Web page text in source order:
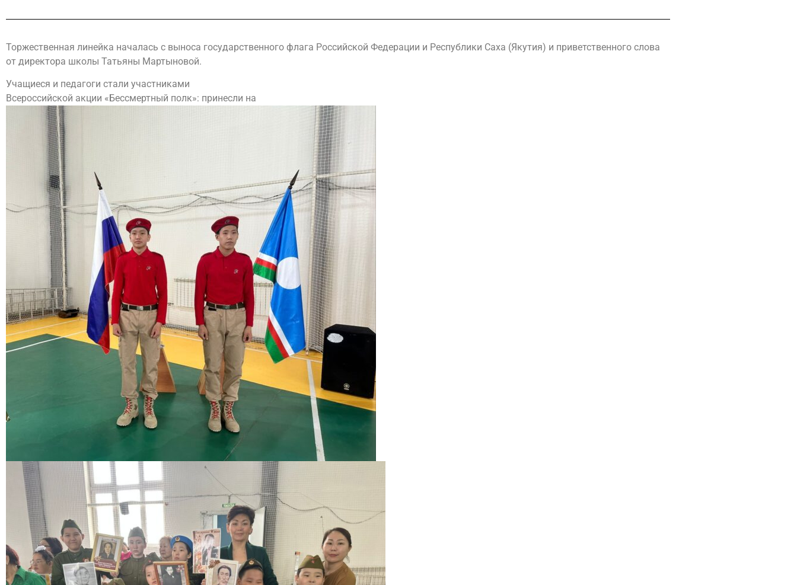
Торжественная линейка началась с выноса государственного флага Российской Федерации и Республики Саха (Якутия) и приветственного слова
от директора школы Татьяны Мартыновой.
Учащиеся и педагоги стали участниками
Всероссийской акции «Бессмертный полк»: принесли на